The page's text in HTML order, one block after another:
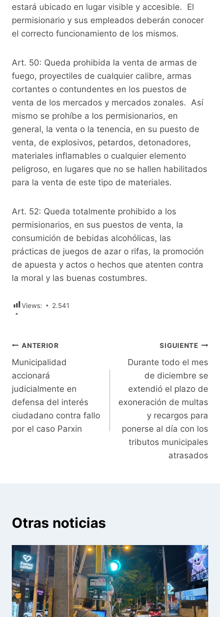
estará ubicado en lugar visible y accesible. El
permisionario y sus empleados deberán conocer
el correcto funcionamiento de los mismos.
Art. 50: Queda prohibida la venta de armas de
fuego, proyectiles de cualquier calibre, armas
cortantes o contundentes en los puestos de
venta de los mercados y mercados zonales. Así
mismo se prohíbe a los permisionarios, en
general, la venta o la tenencia, en su puesto de
venta, de explosivos, petardos, detonadores,
materiales inflamables o cualquier elemento
peligroso, en lugares que no se hallen habilitados
para la venta de este tipo de materiales.
Art. 52: Queda totalmente prohibido a los
permisionarios, en sus puestos de venta, la
consumición de bebidas alcohólicas, las
prácticas de juegos de azar o rifas, la promoción
de apuesta y actos o hechos que atenten contra
la moral y las buenas costumbres.
Views: 2.541
Navegación
de
entradas
ANTERIOR
Municipalidad
accionará
judicialmente en
defensa del interés
ciudadano contra fallo
por el caso Parxin
SIGUIENTE
Durante todo el mes
de diciembre se
extendió el plazo de
exoneración de multas
y recargos para
ponerse al día con los
tributos municipales
atrasados
Otras noticias